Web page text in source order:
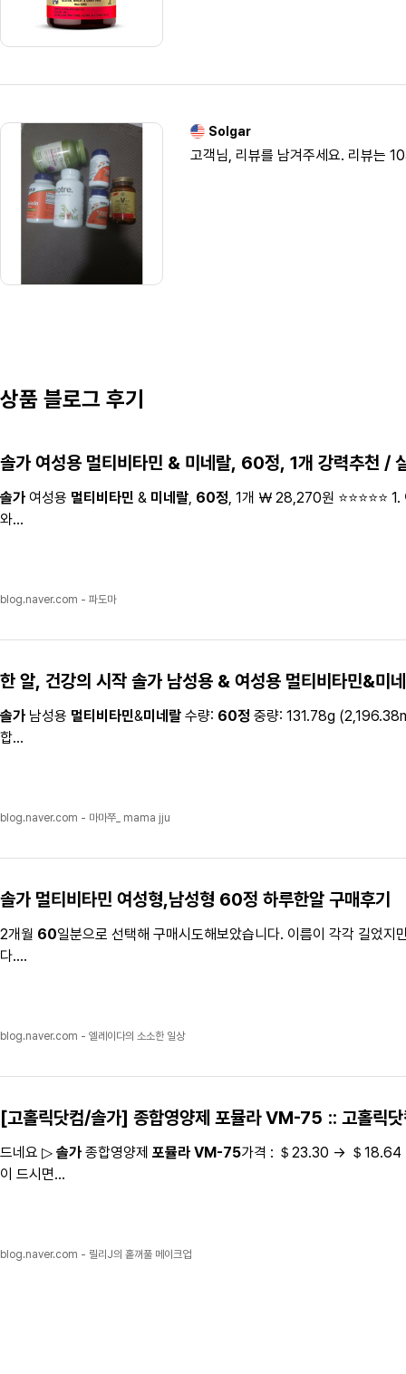
Solgar
고객님, 리뷰를 남겨주세요. 리뷰는
상품 블로그 후기
솔가 여성용 멀티비타민 & 미네랄, 60정, 1개 강력추천 /
솔가 여성용 멀티비타민 & 미네랄 60정 , 1개 ￦ 28,270원 ⭐⭐⭐⭐⭐
와...
blog.naver.com - 파도마
한 알, 건강의 시작 솔가 남성용 & 여성용 멀티비타민&미
솔가 남성용 멀티비타민&미네랄 수량: 60정 중량: 131.78g
합...
blog.naver.com - 마마쭈_ mama jju
솔가 멀티비타민 여성형,남성형 60정 하루한알 구매후기
2개월 60일분으로 선택해 구매시도해보았습니다. 이름이 각각 길었지
다....
blog.naver.com - 엘레이다의 소소한 일상
[고홀릭닷컴/솔가] 종합영양제 포뮬라 VM-75 :: 고홀릭
드네요 ▷ 솔가 종합영양제 포뮬라 VM-75가격 : ＄23.30 → ＄
이 드시면...
blog.naver.com - 릴리J의 홑꺼풀 메이크업